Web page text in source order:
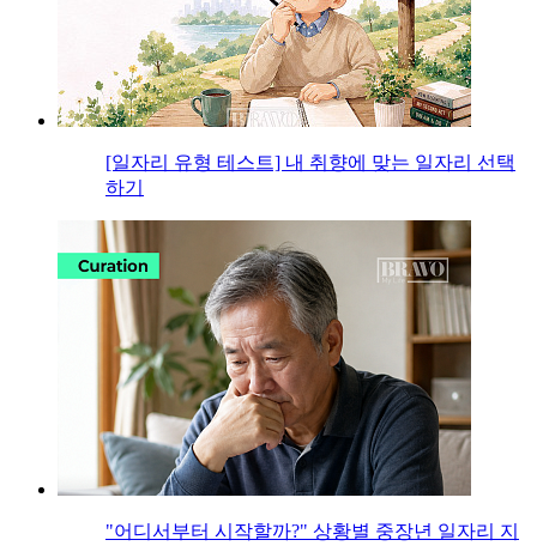
[일자리 유형 테스트] 내 취향에 맞는 일자리 선택
하기
"어디서부터 시작할까?" 상황별 중장년 일자리 지